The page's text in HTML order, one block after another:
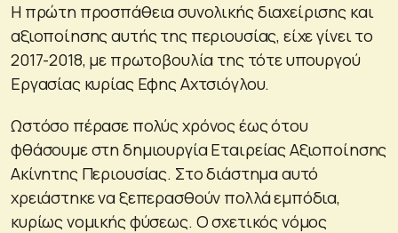
Η πρώτη προσπάθεια συνολικής διαχείρισης και
αξιοποίησης αυτής της περιουσίας, είχε γίνει το
2017-2018, με πρωτοβουλία της τότε υπουργού
Εργασίας κυρίας Εφης Αχτσιόγλου.
Ωστόσο πέρασε πολύς χρόνος έως ότου
φθάσουμε στη δημιουργία Εταιρείας Αξιοποίησης
Ακίνητης Περιουσίας. Στο διάστημα αυτό
χρειάστηκε να ξεπερασθούν πολλά εμπόδια,
κυρίως νομικής φύσεως. Ο σχετικός νόμος